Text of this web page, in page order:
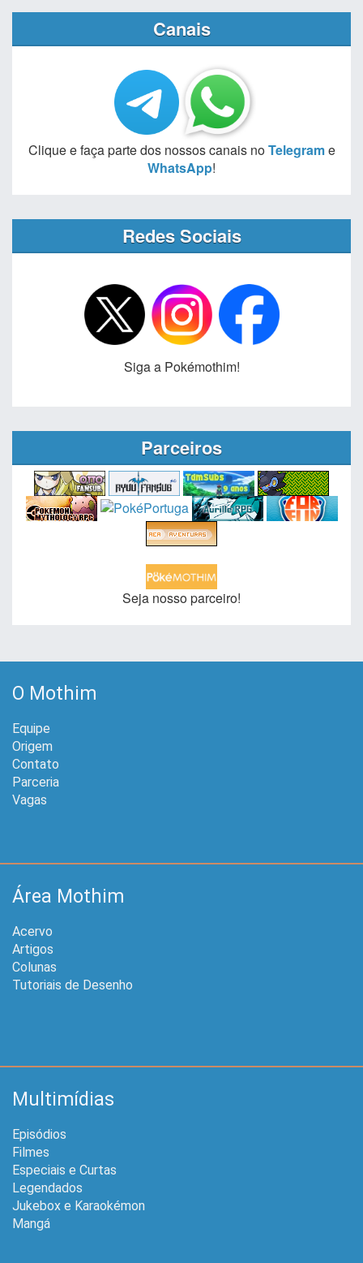
Canais
Clique e faça parte dos nossos canais noTelegrame
WhatsApp!
Redes Sociais
Siga a Pokémothim!
Parceiros
Seja nosso parceiro!
O Mothim
Equipe
Origem
Contato
Parceria
Vagas
Área Mothim
Acervo
Artigos
Colunas
Tutoriais de Desenho
Multimídias
Episódios
Filmes
Especiais e Curtas
Legendados
Jukebox e Karaokémon
Mangá